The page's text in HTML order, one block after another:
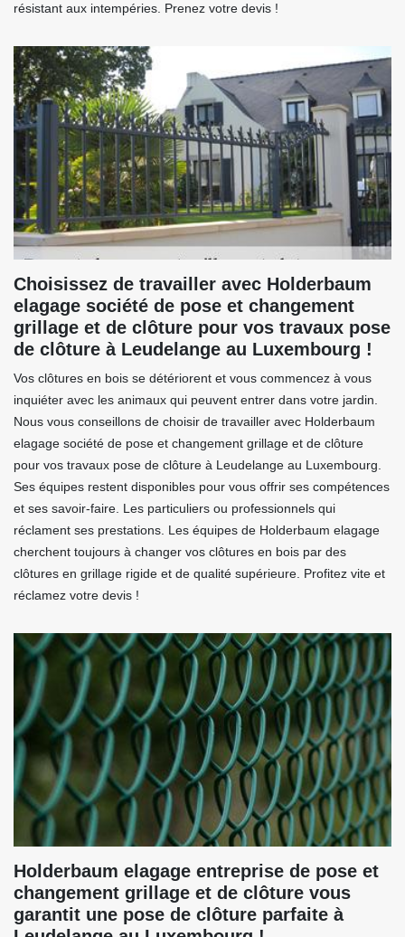
résistant aux intempéries. Prenez votre devis !
Choisissez de travailler avec Holderbaum
elagage société de pose et changement
grillage et de clôture pour vos travaux pose
de clôture à Leudelange au Luxembourg !
Vos clôtures en bois se détériorent et vous commencez à vous
inquiéter avec les animaux qui peuvent entrer dans votre jardin.
Nous vous conseillons de choisir de travailler avec Holderbaum
elagage société de pose et changement grillage et de clôture
pour vos travaux pose de clôture à Leudelange au Luxembourg.
Ses équipes restent disponibles pour vous offrir ses compétences
et ses savoir-faire. Les particuliers ou professionnels qui
réclament ses prestations. Les équipes de Holderbaum elagage
cherchent toujours à changer vos clôtures en bois par des
clôtures en grillage rigide et de qualité supérieure. Profitez vite et
réclamez votre devis !
Holderbaum elagage entreprise de pose et
changement grillage et de clôture vous
garantit une pose de clôture parfaite à